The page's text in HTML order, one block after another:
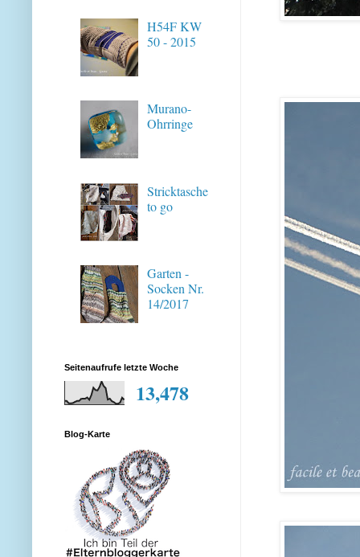
H54F KW
50 - 2015
Murano-
Ohrringe
Stricktasche
to go
Garten -
Socken Nr.
14/2017
Seitenaufrufe letzte Woche
13,478
Blog-Karte